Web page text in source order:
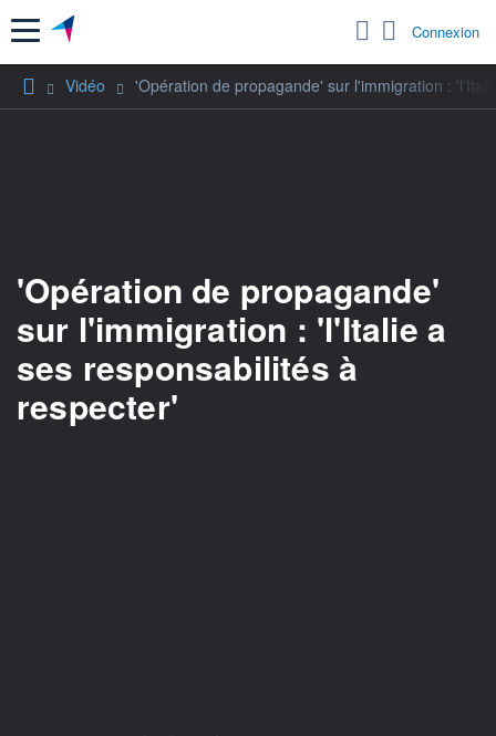
Menu Connexion
Vidéo 'Opération de propagande' sur l'immigration :
'Opération de propagande'
sur l'immigration : 'l'Italie a
ses responsabilités à
respecter'